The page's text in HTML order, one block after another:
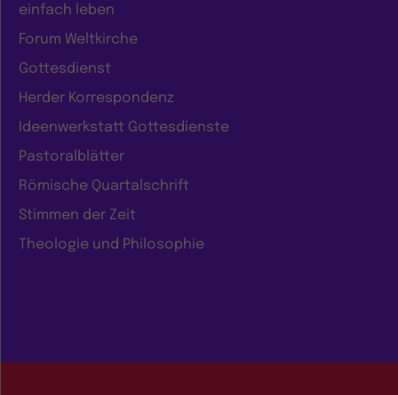
einfach leben
Forum Weltkirche
Gottesdienst
Herder Korrespondenz
Ideenwerkstatt Gottesdienste
Pastoralblätter
Römische Quartalschrift
Stimmen der Zeit
Theologie und Philosophie